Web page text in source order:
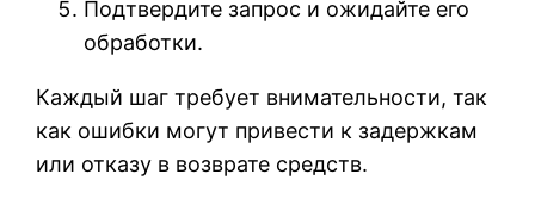
Подтвердите запрос и ожидайте его
обработки.
Каждый шаг требует внимательности, так
как ошибки могут привести к задержкам
или отказу в возврате средств.